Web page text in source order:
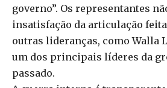
governo”. Os representantes
insatisfação da articulação
outras lideranças, como Walla
um dos principais líderes da
passado.